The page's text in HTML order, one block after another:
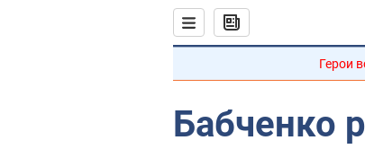
Герои
Бабченко